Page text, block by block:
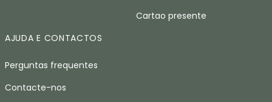
Cartao presente
AJUDA E CONTACTOS
Perguntas frequentes
Contacte-nos